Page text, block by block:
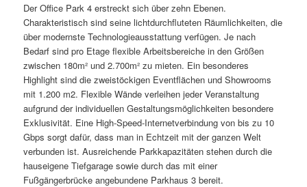
Der Office Park 4 erstreckt sich über zehn Ebenen.
Charakteristisch sind seine lichtdurchfluteten Räumlichkeiten, die
über modernste Technologieausstattung verfügen. Je nach
Bedarf sind pro Etage flexible Arbeitsbereiche in den Größen
zwischen 180m² und 2.700m² zu mieten. Ein besonderes
Highlight sind die zweistöckigen Eventflächen und Showrooms
mit 1.200 m2. Flexible Wände verleihen jeder Veranstaltung
aufgrund der individuellen Gestaltungsmöglichkeiten besondere
Exklusivität. Eine High-Speed-Internetverbindung von bis zu 10
Gbps sorgt dafür, dass man in Echtzeit mit der ganzen Welt
verbunden ist. Ausreichende Parkkapazitäten stehen durch die
hauseigene Tiefgarage sowie durch das mit einer
Fußgängerbrücke angebundene Parkhaus 3 bereit.